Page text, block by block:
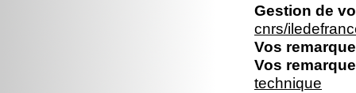
Gestion de
cnrs/
Vos
Vos
technique